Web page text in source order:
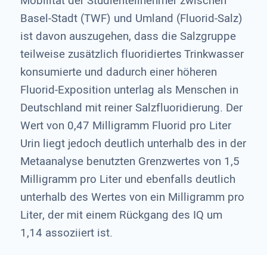
Basel-Stadt (TWF) und Umland (Fluorid-Salz)
ist davon auszugehen, dass die Salzgruppe
teilweise zusätzlich fluoridiertes Trinkwasser
konsumierte und dadurch einer höheren
Fluorid-Exposition unterlag als Menschen in
Deutschland mit reiner Salzfluoridierung. Der
Wert von 0,47 Milligramm Fluorid pro Liter
Urin liegt jedoch deutlich unterhalb des in der
Metaanalyse benutzten Grenzwertes von 1,5
Milligramm pro Liter und ebenfalls deutlich
unterhalb des Wertes von ein Milligramm pro
Liter, der mit einem Rückgang des IQ um
1,14 assoziiert ist.